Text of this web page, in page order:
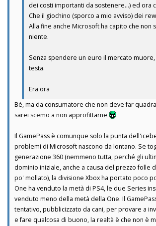
dei costi importanti da sostenere...) ed ora
Che il giochino (sporco a mio avviso) dei
Alla fine anche Microsoft ha capito che non
niente.
Senza spendere un euro il mercato
testa.
Era ora
Bè, ma da consumatore che non deve far
sarei scemo a non approfittarne
Il GamePass è comunque solo la punta
problemi di Microsoft nascono da lontano. Se
generazione 360 (nemmeno tutta, perché gli
dominio iniziale, anche a causa del prezzo folle
po' mollato), la divisione Xbox ha portato poco
One ha venduto la metà di PS4, le due Series
venduto meno della metà della One. Il
tentativo, pubblicizzato da cani, per provare a
e fare qualcosa di buono, la realtà è che non è